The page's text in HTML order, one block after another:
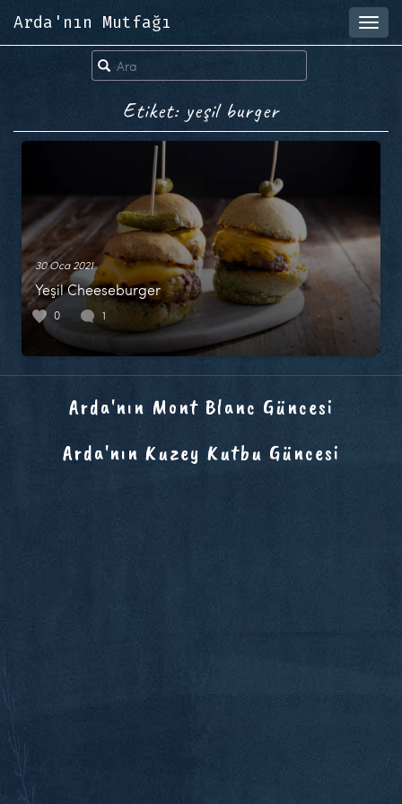
Arda'nın Mutfağı
Etiket: yeşil burger
30 Oca 2021
Yeşil Cheeseburger
0 1
Arda'nın Mont Blanc Güncesi
Arda'nın Kuzey Kutbu Güncesi